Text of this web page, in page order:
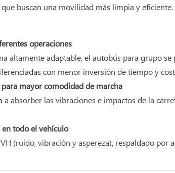
buscan una movilidad más limpia y eficiente.
operaciones
altamente adaptable, el autobús para grupo
con menor inversión de tiempo y
mayor comodidad de marcha
a absorber las vibraciones e impactos de la
todo el vehículo
(ruido, vibración y aspereza), respaldado